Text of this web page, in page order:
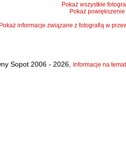
Pokaż wszystkie
Pokaż powiększenie
Pokaż informacje związane z fotografią w
Sopot 2006 - 2026, Informacje na